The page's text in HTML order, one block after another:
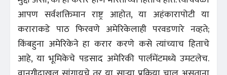
आपण सर्वशक्तिमान राष्ट्र आहोत, या अहंकारापोटी या
कराराकडे पाठ फिरवणे अमेरिकेलाही परवडणारे नव्हते;
किंबहुना अमेरिकेने हा करार करणे कसे त्यांच्याच हिताचे
आहे, या भूमिकेचे पडसाद अमेरिकी पार्लमेंटमध्ये उमटलेच.